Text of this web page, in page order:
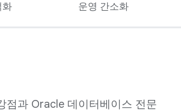
화
운영 간소화
점과 Oracle 데이터베이스 전문